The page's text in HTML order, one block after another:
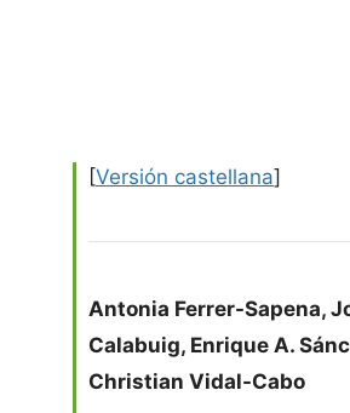
[Versión castellana]
Antonia Ferrer-Sapena,
Calabuig, Enrique A.
Christian Vidal-Cabo